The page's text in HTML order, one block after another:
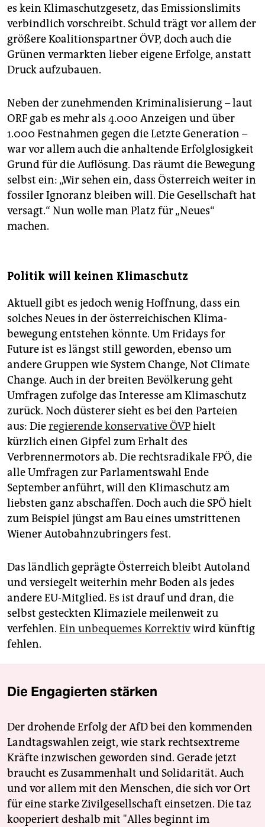
es kein Klimaschutzgesetz, das Emissionslimits
verbindlich vorschreibt. Schuld trägt vor allem der
größere Koalitionspartner ÖVP, doch auch die
Grünen vermarkten lieber eigene Erfolge, anstatt
Druck aufzubauen.
Neben der zunehmenden Kriminalisierung – laut
ORF gab es mehr als 4.000 Anzeigen und über
1.000 Festnahmen gegen die Letzte Generation –
war vor allem auch die anhaltende Erfolglosigkeit
Grund für die Auflösung. Das räumt die Bewegung
selbst ein: „Wir sehen ein, dass Österreich weiter in
fossiler Ignoranz bleiben will. Die Gesellschaft hat
versagt.“ Nun wolle man Platz für „Neues“
machen.
Politik will keinen Klimaschutz
Aktuell gibt es jedoch wenig Hoffnung, dass ein
solches Neues in der österreichischen Klima­
bewegung entstehen könnte. Um Fridays for
Future ist es längst still geworden, ebenso um
andere Gruppen wie System Change, Not Climate
Change. Auch in der breiten Bevölkerung geht
Umfragen zufolge das Interesse am Klimaschutz
zurück. Noch düsterer sieht es bei den Parteien
aus: Dieregierende konservative ÖVPhielt
kürzlich einen Gipfel zum Erhalt des
Verbrennermotors ab. Die rechtsradikale FPÖ, die
alle Umfragen zur Parlamentswahl Ende
September anführt, will den Klimaschutz am
liebsten ganz abschaffen. Doch auch die SPÖ hielt
zum Beispiel jüngst am Bau eines umstrittenen
Wiener Autobahnzubringers fest.
Das ländlich geprägte Österreich bleibt Autoland
und versiegelt weiterhin mehr Boden als jedes
andere EU-Mitglied. Es ist drauf und dran, die
selbst gesteckten Klimaziele meilenweit zu
verfehlen. Ein unbequemes Korrektivwird künftig
fehlen.
Die Engagierten stärken
Der drohende Erfolg der AfD bei den kommenden
Landtagswahlen zeigt, wie stark rechtsextreme
Kräfte inzwischen geworden sind. Gerade jetzt
braucht es Zusammenhalt und Solidarität. Auch
und vor allem mit den Menschen, die sich vor Ort
für eine starke Zivilgesellschaft einsetzen. Die taz
kooperiert deshalb mit "Alles beginnt im